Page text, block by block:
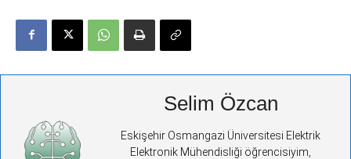
Selim Özcan
Eskişehir Osmangazi Üniversitesi Elektrik
Elektronik Mühendisliği öğrencisiyim,